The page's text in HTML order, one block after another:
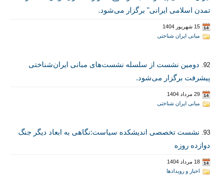
تمدن اسلامی ایرانی" برگزار می‌‌شود.
15 شهریور 1404
مبانی ایران شناختی
92.
دومین نشست از سلسله نشست‌های مبانی ایران‌شناختی
پیشرفت برگزار می‌شود.
29 مرداد 1404
مبانی ایران شناختی
93.
نشست تخصصی اندیشکده سیاست:نگاهی به ابعاد دیگر جنگ
دوازده روزه
18 مرداد 1404
اخبار و رویدادها